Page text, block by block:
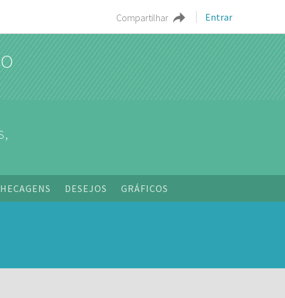
Compartilhar Entrar
DESEJOS GRÁFICOS